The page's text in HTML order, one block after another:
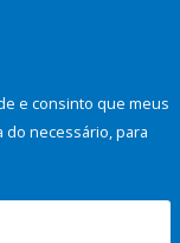
e consinto que meus
necessário, para